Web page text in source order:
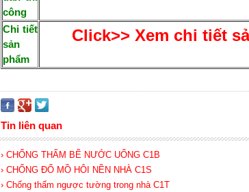
công
Chi tiết
sản
phẩm
Click>> Xem chi tiết
Tin liên quan
› CHỐNG THẤM BỂ NƯỚC UỐNG C1B
› CHỐNG ĐỔ MỒ HÔI NỀN NHÀ C1S
› Chống thấm ngược tường trong nhà C1T